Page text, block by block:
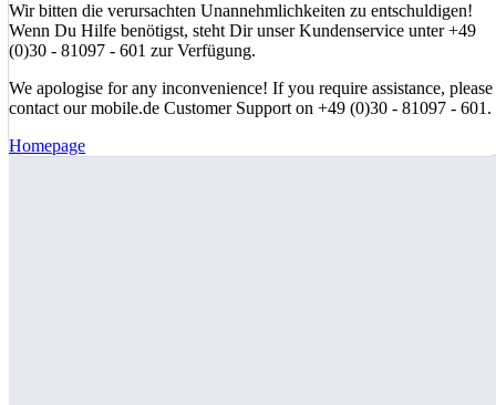
Wir bitten die verursachten Unannehmlichkeiten zu entschuldigen!
Wenn Du Hilfe benötigst, steht Dir unser Kundenservice unter +49
(0)30 - 81097 - 601 zur Verfügung.
We apologise for any inconvenience! If you require assistance, please
contact our mobile.de Customer Support on +49 (0)30 - 81097 - 601.
Homepage